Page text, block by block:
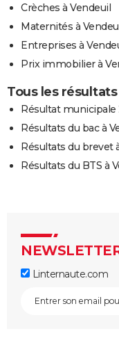
Crèches à Vendeuil
Maternités à
Entreprises à
Prix immobilier à
Tous les
Résultat municipale
Résultats du bac à
Résultats du brevet
Résultats du BTS à
Linternaute.com